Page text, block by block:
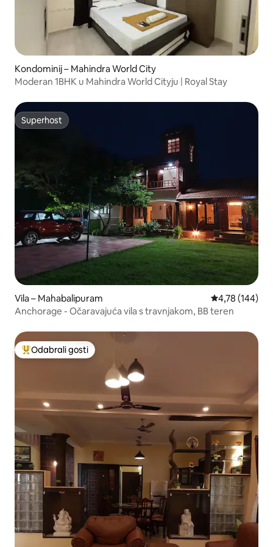
Kondominij – Mahindra World City
Moderan 1BHK u Mahindra World Cityju | Royal Stay
Superhost
Superhost
Vila – Mahabalipuram Prosječna
4,78 (144)
Anchorage - Očaravajuća vila s travnjakom, BB teren
Među najviše rangiranima s oznakom „Odabrali gosti”
Odabrali gosti